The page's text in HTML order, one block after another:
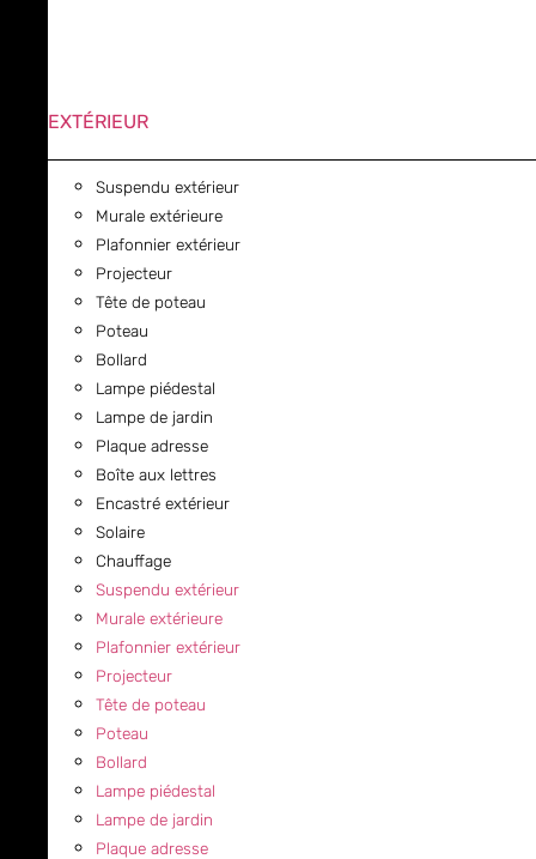
EXTÉRIEUR
Suspendu extérieur
Murale extérieure
Plafonnier extérieur
Projecteur
Tête de poteau
Poteau
Bollard
Lampe piédestal
Lampe de jardin
Plaque adresse
Boîte aux lettres
Encastré extérieur
Solaire
Chauffage
Suspendu extérieur
Murale extérieure
Plafonnier extérieur
Projecteur
Tête de poteau
Poteau
Bollard
Lampe piédestal
Lampe de jardin
Plaque adresse